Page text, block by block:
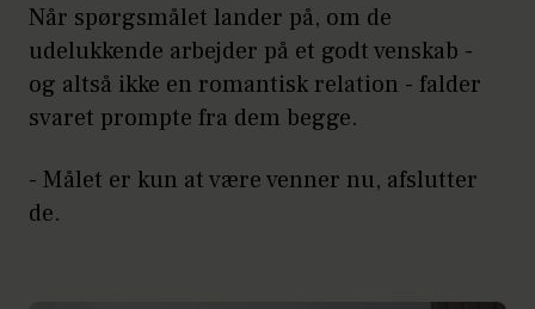
Når spørgsmålet lander på, om de
udelukkende arbejder på et godt venskab -
og altså ikke en romantisk relation - falder
svaret prompte fra dem begge.
- Målet er kun at være venner nu, afslutter
de.